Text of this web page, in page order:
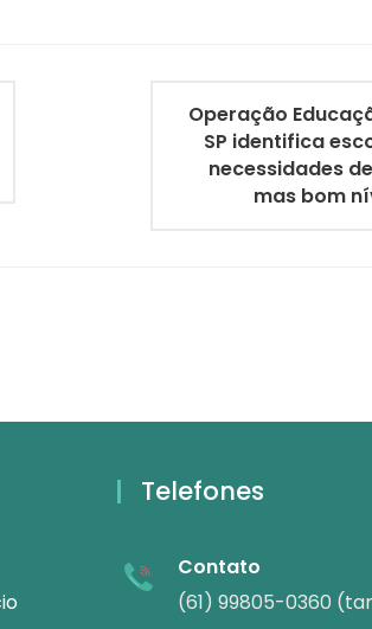
Operação
SP identifica
necessidades
mas bom
Telefones
Contato
(61) 99805-0360